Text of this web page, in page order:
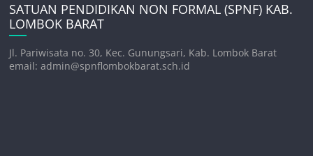
SATUAN PENDIDIKAN NON FORMAL (SPNF) KAB.
LOMBOK BARAT
Jl. Pariwisata no. 30, Kec. Gunungsari, Kab. Lombok Barat
email: admin@spnflombokbarat.sch.id